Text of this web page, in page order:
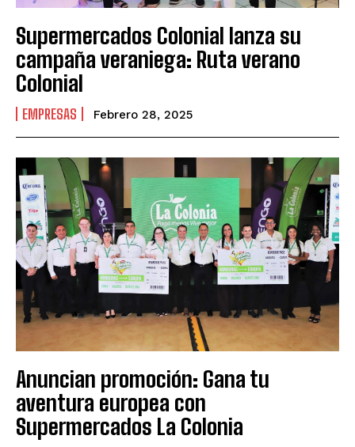
Supermercados Colonial lanza su
campaña veraniega: Ruta verano
Colonial
EMPRESAS Febrero 28, 2025
Anuncian promoción: Gana tu
aventura europea con
Supermercados La Colonia